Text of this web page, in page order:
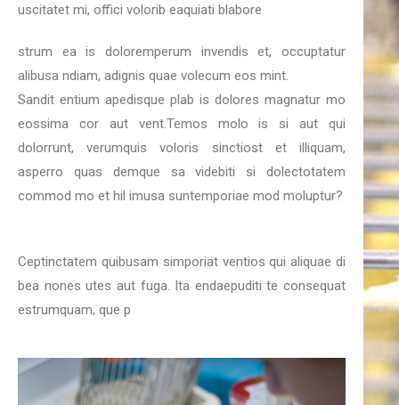
uscitatet mi, offici volorib eaquiati blabore
strum ea is doloremperum invendis et, occuptatur
alibusa ndiam, adignis quae volecum eos mint.
Sandit entium apedisque plab is dolores magnatur mo
eossima cor aut vent.Temos molo is si aut qui
dolorrunt, verumquis voloris sinctiost et illiquam,
asperro quas demque sa videbiti si dolectotatem
commod mo et hil imusa suntemporiae mod moluptur?
Ceptinctatem quibusam simporiat ventios qui aliquae di
bea nones utes aut fuga. Ita endaepuditi te consequat
estrumquam, que p